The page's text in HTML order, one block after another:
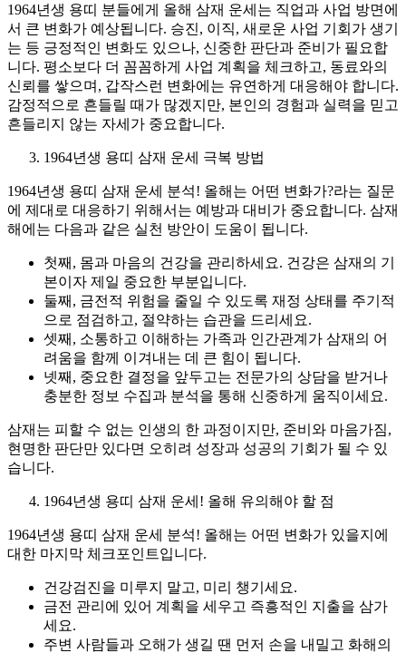
1964년생 용띠 분들에게 올해 삼재 운세는 직업과 사업 방면에
서 큰 변화가 예상됩니다. 승진, 이직, 새로운 사업 기회가 생기
는 등 긍정적인 변화도 있으나, 신중한 판단과 준비가 필요합
니다. 평소보다 더 꼼꼼하게 사업 계획을 체크하고, 동료와의
신뢰를 쌓으며, 갑작스런 변화에는 유연하게 대응해야 합니다.
감정적으로 흔들릴 때가 많겠지만, 본인의 경험과 실력을 믿고
흔들리지 않는 자세가 중요합니다.
1964년생 용띠 삼재 운세 극복 방법
1964년생 용띠 삼재 운세 분석! 올해는 어떤 변화가?라는 질문
에 제대로 대응하기 위해서는 예방과 대비가 중요합니다. 삼재
해에는 다음과 같은 실천 방안이 도움이 됩니다.
첫째, 몸과 마음의 건강을 관리하세요. 건강은 삼재의 기
본이자 제일 중요한 부분입니다.
둘째, 금전적 위험을 줄일 수 있도록 재정 상태를 주기적
으로 점검하고, 절약하는 습관을 드리세요.
셋째, 소통하고 이해하는 가족과 인간관계가 삼재의 어
려움을 함께 이겨내는 데 큰 힘이 됩니다.
넷째, 중요한 결정을 앞두고는 전문가의 상담을 받거나
충분한 정보 수집과 분석을 통해 신중하게 움직이세요.
삼재는 피할 수 없는 인생의 한 과정이지만, 준비와 마음가짐,
현명한 판단만 있다면 오히려 성장과 성공의 기회가 될 수 있
습니다.
1964년생 용띠 삼재 운세! 올해 유의해야 할 점
1964년생 용띠 삼재 운세 분석! 올해는 어떤 변화가 있을지에
대한 마지막 체크포인트입니다.
건강검진을 미루지 말고, 미리 챙기세요.
금전 관리에 있어 계획을 세우고 즉흥적인 지출을 삼가
세요.
주변 사람들과 오해가 생길 땐 먼저 손을 내밀고 화해의